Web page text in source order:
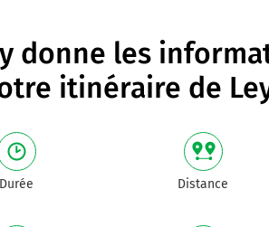
donne les
itinéraire de
Durée Distance